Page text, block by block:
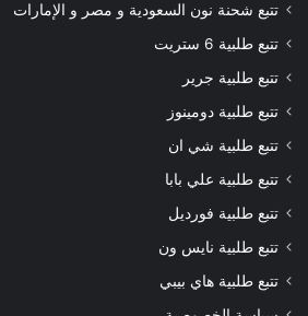
تتبع شحنة نون السعودية و مصر و الإمارات
تتبع طلبية 6 ستريت
تتبع طلبية جرير
تتبع طلبية دومينوز
تتبع طلبية شي ان
تتبع طلبية علي بابا
تتبع طلبية فورديل
تتبع طلبية نايس ون
تتبع طلبية هاي بيبي